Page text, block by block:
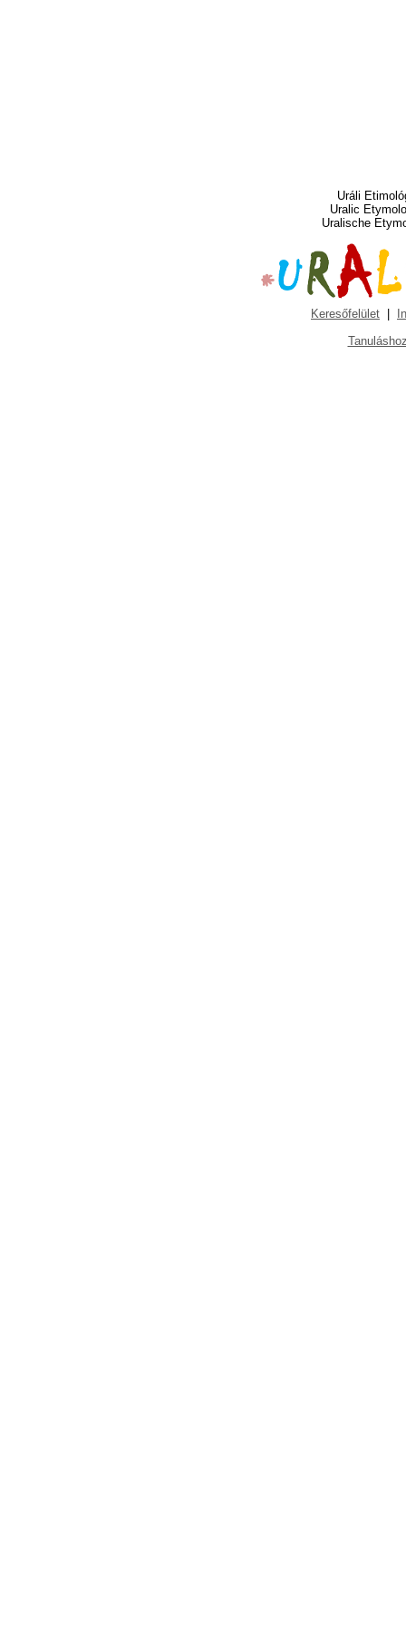
Uráli
Uralic
Uralische
Keresőfelület